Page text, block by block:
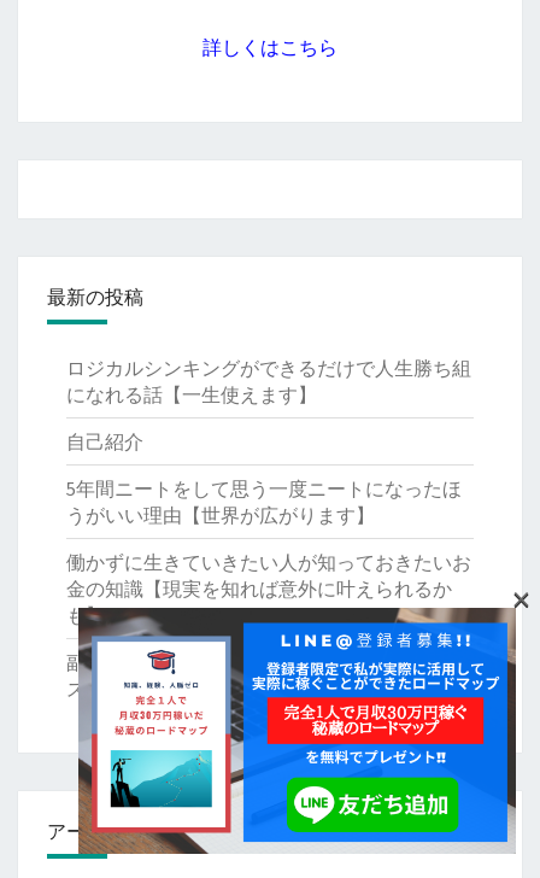
詳しくはこちら
最新の投稿
ロジカルシンキングができるだけで人生勝ち組
になれる話【一生使えます】
自己紹介
5年間ニートをして思う一度ニートになったほ
うがいい理由【世界が広がります】
働かずに生きていきたい人が知っておきたいお
金の知識【現実を知れば意外に叶えられるか
も】
副業で稼ぐ方法はたくさんあるがほとんどオス
スメしない理由
アーカイブ
×